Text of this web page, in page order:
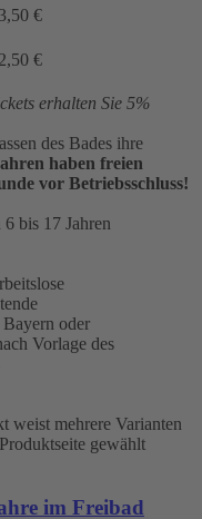
3,50 €
2,50 €
erhalten Sie 5%
des Bades ihre
haben freien
vor Betriebsschluss!
bis 17 Jahren
Bayern oder
Vorlage des
weist mehrere Varianten
gewählt
im Freibad